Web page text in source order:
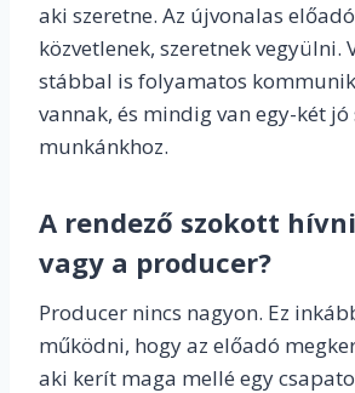
aki szeretne. Az újvonalas
közvetlenek, szeretnek vegyülni.
stábbal is folyamatos
vannak, és mindig van egy-két jó
munkánkhoz.
A rendező szokott
vagy a producer?
Producer nincs nagyon. Ez
működni, hogy az előadó
aki kerít maga mellé egy